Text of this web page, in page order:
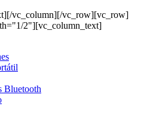
vc_column][/vc_row][vc_row]
2"][vc_column_text]
Bluetooth